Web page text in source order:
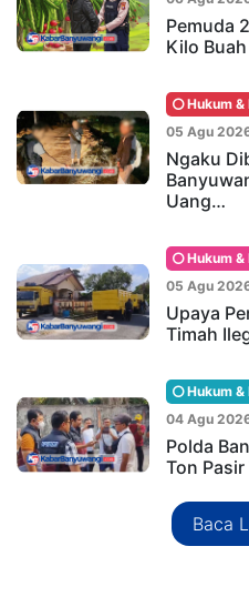
Pemuda
Kilo
Hukum &
05 Agu
Ngaku
Uang…
Hukum &
05 Agu
Upaya
Timah
Hukum &
04 Agu
Polda
Ton
Baca